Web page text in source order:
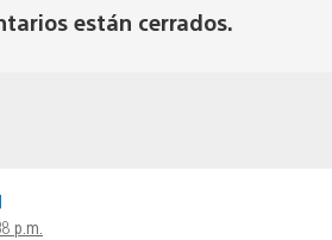
están cerrados.
p.m.